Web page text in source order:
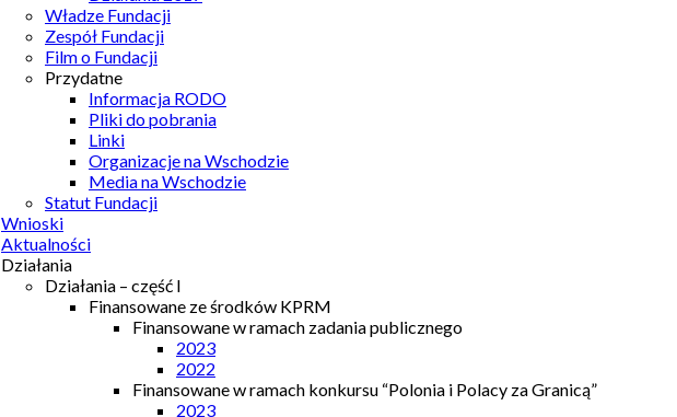
Władze Fundacji
Zespół Fundacji
Film o Fundacji
Przydatne
Informacja RODO
Pliki do pobrania
Linki
Organizacje na Wschodzie
Media na Wschodzie
Statut Fundacji
Wnioski
Aktualności
Działania
Działania – część I
Finansowane ze środków KPRM
Finansowane w ramach zadania publicznego
2023
2022
Finansowane w ramach konkursu “Polonia i Polacy za Granicą”
2023